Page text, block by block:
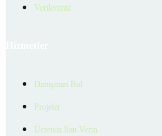
Verilerimiz
Danışman Bul
Projeler
Ücretsiz İlan Verin